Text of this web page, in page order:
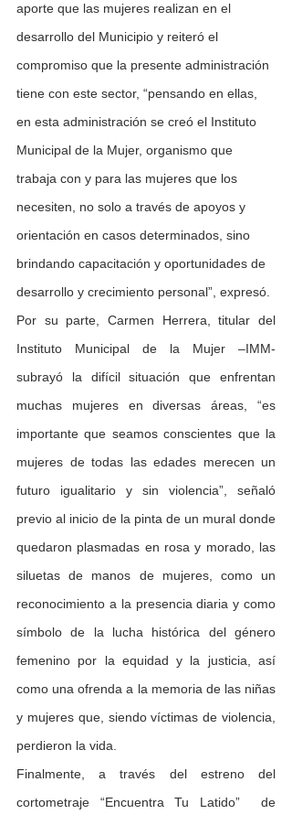
aporte que las mujeres realizan en el
desarrollo del Municipio y reiteró el
compromiso que la presente administración
tiene con este sector, “pensando en ellas,
en esta administración se creó el Instituto
Municipal de la Mujer, organismo que
trabaja con y para las mujeres que los
necesiten, no solo a través de apoyos y
orientación en casos determinados, sino
brindando capacitación y oportunidades de
desarrollo y crecimiento personal”, expresó.
Por su parte, Carmen Herrera, titular del
Instituto Municipal de la Mujer –IMM-
subrayó la difícil situación que enfrentan
muchas mujeres en diversas áreas, “es
importante que seamos conscientes que la
mujeres de todas las edades merecen un
futuro igualitario y sin violencia”, señaló
previo al inicio de la pinta de un mural donde
quedaron plasmadas en rosa y morado, las
siluetas de manos de mujeres, como un
reconocimiento a la presencia diaria y como
símbolo de la lucha histórica del género
femenino por la equidad y la justicia, así
como una ofrenda a la memoria de las niñas
y mujeres que, siendo víctimas de violencia,
perdieron la vida.
Finalmente, a través del estreno del
cortometraje “Encuentra Tu Latido”  de